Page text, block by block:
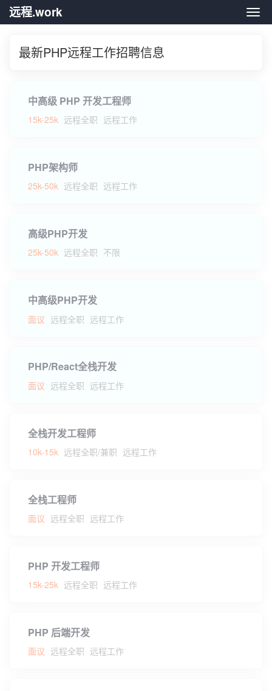
远
远程.work
最新PHP远程工作招聘信息
中高级 PHP 开发工程师
15k-25k 远程全职 远程工作
PHP架构师
25k-50k 远程全职 远程工作
高级PHP开发
25k-50k 远程全职 不限
中高级PHP开发
面议 远程全职 远程工作
PHP/React全栈开发
面议 远程全职 远程工作
全栈开发工程师
10k-15k 远程全职/兼职 远程工作
全栈工程师
面议 远程全职 远程工作
PHP 开发工程师
15k-25k 远程全职 远程工作
PHP 后端开发
面议 远程全职 远程工作